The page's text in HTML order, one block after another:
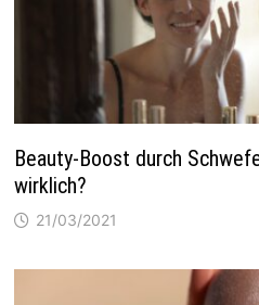
Beauty-Boost durch
wirklich?
21/03/2021